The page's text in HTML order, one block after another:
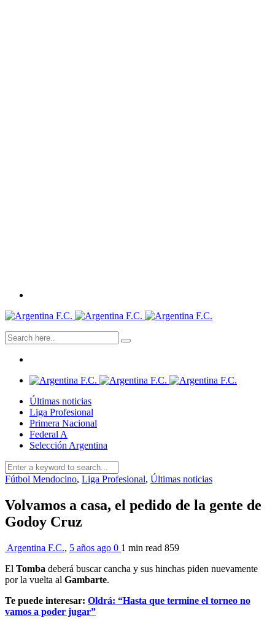
Últimas noticias
Liga Profesional
Primera Nacional
Federal A
Selección Argentina
Fútbol Mendocino, Liga Profesional, Últimas noticias
Volvamos a casa, el pedido de la gente de
Godoy Cruz
Argentina F.C., 5 años ago 0 1 min read 859
El Tomba deberá buscar cancha y sus hinchas piden nuevamente
por la vuelta al Gambarte.
Te puede interesar: Oldrá: “Hasta que termine el torneo no
vamos a poder jugar”